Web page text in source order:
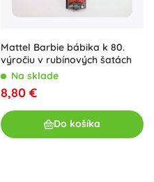
Mattel Barbie bábika k 80.
výročiu v rubínových šatách
Na sklade
8,80 €
Do košíka